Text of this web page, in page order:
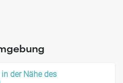
der Nähe des